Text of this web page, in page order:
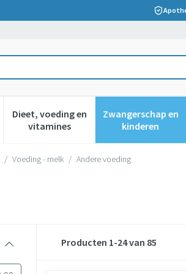
voor Schoonheid, verzorging en
Dieet, voeding en
vitaminesToon submenu voor Dieet,
Zwangerschap en
kinderen
Toon
/ Voeding - melk / Andere voeding
Producten 1-24van 85